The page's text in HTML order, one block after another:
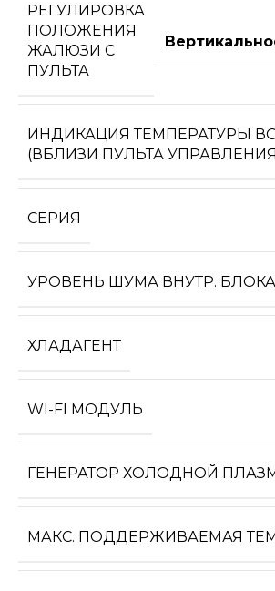
РЕГУЛИРОВКА
ПОЛОЖЕНИЯ
ЖАЛЮЗИ С
ПУЛЬТА
ИНДИКАЦИЯ ТЕМПЕРАТУРЫ
(ВБЛИЗИ ПУЛЬТА
СЕРИЯ
УРОВЕНЬ ШУМА ВНУТР. БЛОКА
ХЛАДАГЕНТ
WI-FI МОДУЛЬ
ГЕНЕРАТОР ХОЛОДНОЙ
МАКС. ПОДДЕРЖИВАЕМАЯ